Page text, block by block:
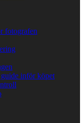
fotografen
inför köpet